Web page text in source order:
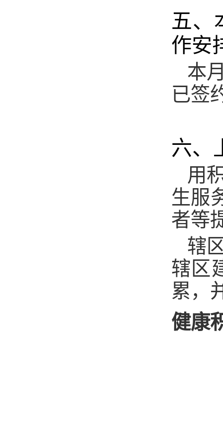
五、
作安
本
已签
六、
用
生服
者等
辖
辖区
累，
健康